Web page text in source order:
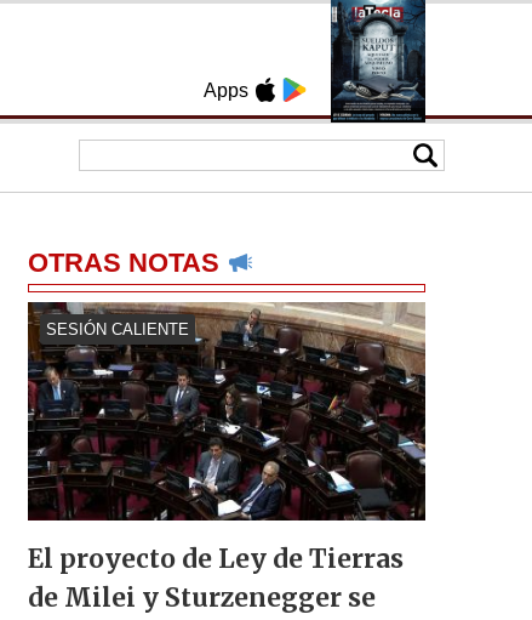
Apps
OTRAS NOTAS
SESIÓN CALIENTE
El proyecto de Ley de Tierras
de Milei y Sturzenegger se